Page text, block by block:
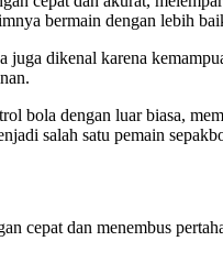
bermain dengan lebih
dikenal karena
bola dengan luar biasa,
salah satu pemain
cepat dan menembus